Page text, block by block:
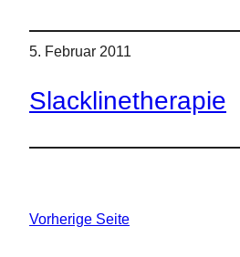
5. Februar 2011
Slacklinetherapie
Vorherige Seite